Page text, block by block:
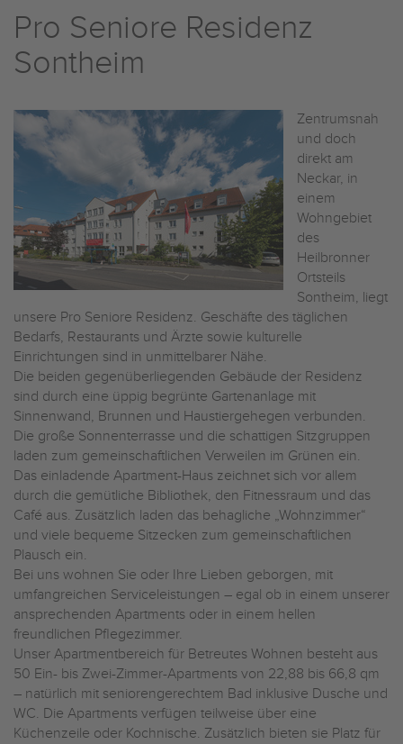
Pro Seniore Residenz
Sontheim
Zentrumsnah
und doch
direkt am
Neckar, in
einem
Wohngebiet
des
Heilbronner
Ortsteils
Sontheim, liegt
unsere Pro Seniore Residenz. Geschäfte des täglichen
Bedarfs, Restaurants und Ärzte sowie kulturelle
Einrichtungen sind in unmittelbarer Nähe.
Die beiden gegenüberliegenden Gebäude der Residenz
sind durch eine üppig begrünte Gartenanlage mit
Sinnenwand, Brunnen und Haustiergehegen verbunden.
Die große Sonnenterrasse und die schattigen Sitzgruppen
laden zum gemeinschaftlichen Verweilen im Grünen ein.
Das einladende Apartment-Haus zeichnet sich vor allem
durch die gemütliche Bibliothek, den Fitnessraum und das
Café aus. Zusätzlich laden das behagliche „Wohnzimmer“
und viele bequeme Sitzecken zum gemeinschaftlichen
Plausch ein.
Bei uns wohnen Sie oder Ihre Lieben geborgen, mit
umfangreichen Serviceleistungen – egal ob in einem unserer
ansprechenden Apartments oder in einem hellen
freundlichen Pflegezimmer.
Unser Apartmentbereich für Betreutes Wohnen besteht aus
50 Ein- bis Zwei-Zimmer-Apartments von 22,88 bis 66,8 qm
– natürlich mit seniorengerechtem Bad inklusive Dusche und
WC. Die Apartments verfügen teilweise über eine
Küchenzeile oder Kochnische. Zusätzlich bieten sie Platz für